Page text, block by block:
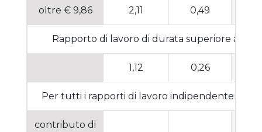
oltre € 9,86 2,11 0,49
Rapporto di lavoro di durata superiore a 24
1,12 0,26
Per tutti i rapporti di lavoro
contributo di